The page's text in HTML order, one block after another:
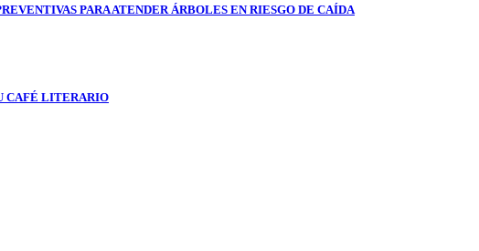
PARA ATENDER ÁRBOLES EN RIESGO DE CAÍDA
CAFÉ LITERARIO